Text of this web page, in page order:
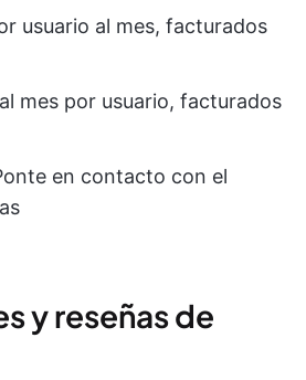
usuario al mes, facturados
mes por usuario, facturados
en contacto con el
y reseñas de